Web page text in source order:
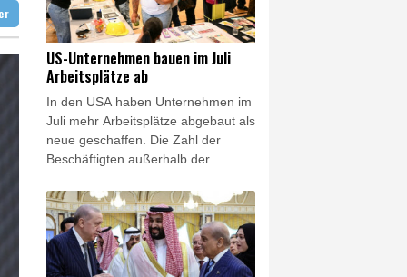
US-Unternehmen bauen im Juli
Arbeitsplätze ab
In den USA haben Unternehmen im
Juli mehr Arbeitsplätze abgebaut als
neue geschaffen. Die Zahl der
Beschäftigten außerhalb der
vergangenen Monat um 23.000, wie
das US-Arbeitsministerium am
Freitag in Washington mitteilte.
Gleichzeitig korrigierte es seine
Zahlen für Mai und Juni kräftig nach